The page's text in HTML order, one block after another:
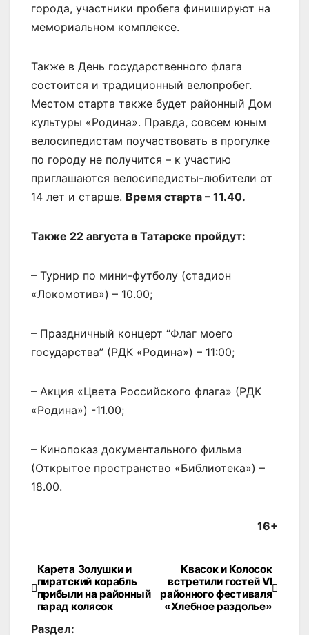
города, участники пробега финишируют на
мемориальном комплексе.
Также в День государственного флага
состоится и традиционный велопробег.
Местом старта также будет районный Дом
культуры «Родина». Правда, совсем юным
велосипедистам поучаствовать в прогулке
по городу не получится – к участию
приглашаются велосипедисты-любители от
14 лет и старше. Время старта – 11.40.
Также 22 августа в Татарске пройдут:
– Турнир по мини-футболу (стадион
«Локомотив») – 10.00;
– Праздничный концерт “Флаг моего
государства” (РДК «Родина») – 11:00;
– Акция «Цвета Российского флага» (РДК
«Родина») -11.00;
– Кинопоказ документального фильма
(Открытое пространство «Библиотека») –
18.00.
16+
Навигация
по
Квасок и Колосок
встретили гостей VI
районного фестиваля
«Хлебное раздолье»
Карета Золушки и
пиратский корабль
прибыли на районный
парад колясок
Раздел: